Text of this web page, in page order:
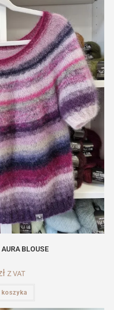
BLOUSE
Z VAT
koszyka